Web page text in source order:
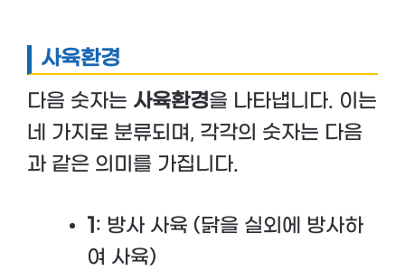
사육환경
다음 숫자는 사육환경을 나타냅니다. 이는
네 가지로 분류되며, 각각의 숫자는 다음
과 같은 의미를 가집니다.
1 : 방사 사육 (닭을 실외에 방사하
여 사육)